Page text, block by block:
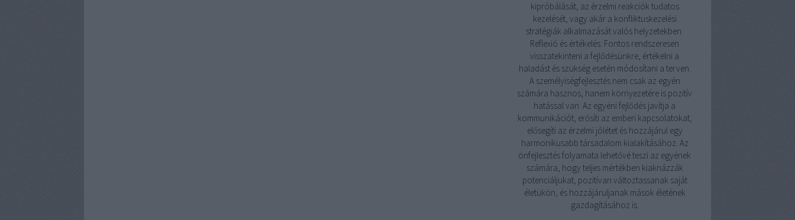
kipróbálását, az érzelmi reakciók tudatos
kezelését, vagy akár a konfliktuskezelési
stratégiák alkalmazását valós helyzetekben.
Reflexió és értékelés: Fontos rendszeresen
visszatekinteni a fejlődésünkre, értékelni a
haladást és szükség esetén módosítani a terven.
A személyiségfejlesztés nem csak az egyén
számára hasznos, hanem környezetére is pozitív
hatással van. Az egyéni fejlődés javítja a
kommunikációt, erősíti az emberi kapcsolatokat,
elősegíti az érzelmi jólétet és hozzájárul egy
harmonikusabb társadalom kialakításához. Az
önfejlesztés folyamata lehetővé teszi az egyének
számára, hogy teljes mértékben kiaknázzák
potenciáljukat, pozitívan változtassanak saját
életükön, és hozzájáruljanak mások életének
gazdagításához is.